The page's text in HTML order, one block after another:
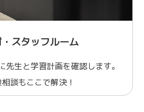
スタッフルーム
先生と学習計画を確認します。
談もここで解決！